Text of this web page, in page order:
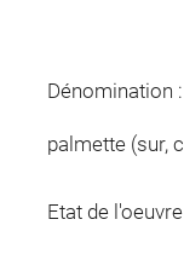
Dénomination
palmette (sur,
Etat de